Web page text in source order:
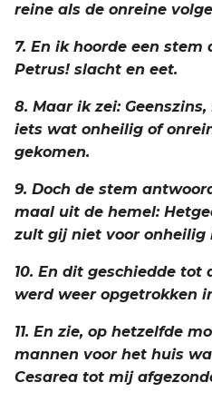
reine als de onreine
7. En ik hoorde een stem
Petrus! slacht en eet.
8. Maar ik zei:
iets wat onheilig of
gekomen.
9. Doch de stem
maal uit de hemel:
zult gij niet voor onheilig
10. En dit geschiedde tot
werd weer opgetrokken
11. En zie, op hetzelfde
mannen voor het huis
Cesarea tot mij